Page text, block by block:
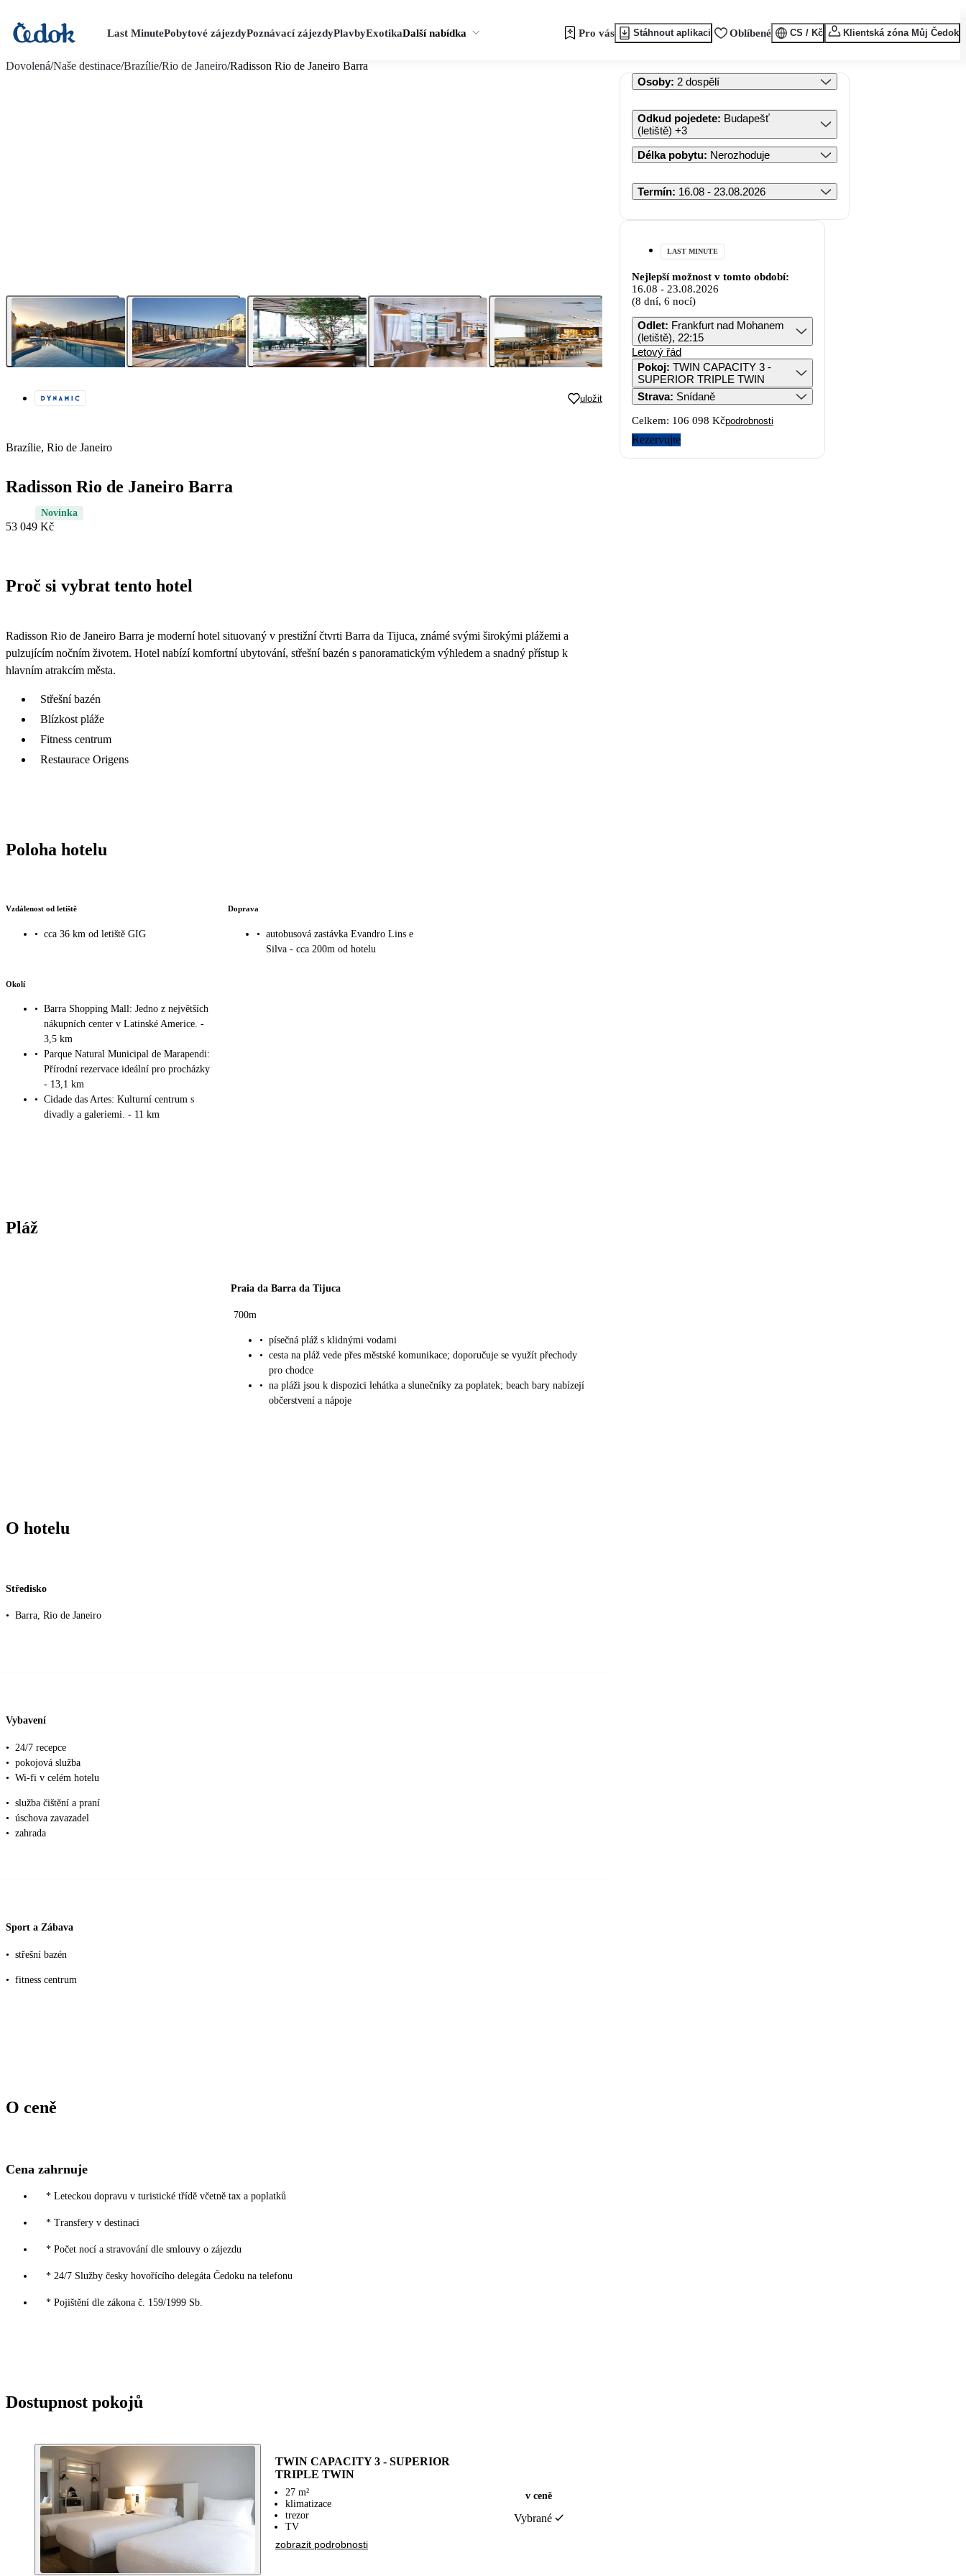
Last MinutePobytové zájezdyPoznávací zájezdyPlavbyExotikaDalší nabídka Pro vás Stáhnout aplikaci Oblíbené CS / Kč Klientská zóna Můj Čedok
Dovolená/Naše destinace/Brazílie/Rio de Janeiro/Radisson Rio de Janeiro Barra
uložit
Brazílie, Rio de Janeiro
Radisson Rio de Janeiro Barra
Novinka
53 049 Kč
Proč si vybrat tento hotel
Radisson Rio de Janeiro Barra je moderní hotel situovaný v prestižní čtvrti Barra da Tijuca, známé svými širokými plážemi a
pulzujícím nočním životem. Hotel nabízí komfortní ubytování, střešní bazén s panoramatickým výhledem a snadný přístup k
hlavním atrakcím města.
Střešní bazén
Blízkost pláže
Fitness centrum
Restaurace Origens
Poloha hotelu
Vzdálenost od letiště
• cca 36 km od letiště GIG
Doprava
• autobusová zastávka Evandro Lins e
Silva - cca 200m od hotelu
Okolí
• Barra Shopping Mall: Jedno z největších
nákupních center v Latinské Americe. -
3,5 km
• Parque Natural Municipal de Marapendi:
Přírodní rezervace ideální pro procházky
- 13,1 km
• Cidade das Artes: Kulturní centrum s
divadly a galeriemi. - 11 km
Pláž
Praia da Barra da Tijuca
700m
• písečná pláž s klidnými vodami
• cesta na pláž vede přes městské komunikace; doporučuje se využít přechody
pro chodce
• na pláži jsou k dispozici lehátka a slunečníky za poplatek; beach bary nabízejí
občerstvení a nápoje
O hotelu
Středisko
• Barra, Rio de Janeiro
Vybavení
•
24/7 recepce
• pokojová služba
• Wi-fi v celém hotelu
• služba čištění a praní
• úschova zavazadel
• zahrada
Sport a Zábava
• střešní bazén
• fitness centrum
O ceně
Cena zahrnuje
* Leteckou dopravu v turistické třídě včetně tax a poplatků
* Transfery v destinaci
* Počet nocí a stravování dle smlouvy o zájezdu
* 24/7 Služby česky hovořícího delegáta Čedoku na telefonu
* Pojištění dle zákona č. 159/1999 Sb.
Dostupnost pokojů
TWIN CAPACITY 3 - SUPERIOR
TRIPLE TWIN
27 m²
klimatizace
trezor
TV
zobrazit podrobnosti
v ceně
Vybrané
Osoby: 2 dospělí
Odkud pojedete: Budapešť
(letiště) +3
Délka pobytu: Nerozhoduje
Termín: 16.08 - 23.08.2026
LAST MINUTE
Nejlepší možnost v tomto období:
16.08 - 23.08.2026
(8 dní, 6 nocí)
Odlet: Frankfurt nad Mohanem
(letiště), 22:15
Letový řád
Pokoj: TWIN CAPACITY 3 -
SUPERIOR TRIPLE TWIN
Strava: Snídaně
Celkem: 106 098 Kčpodrobnosti
Rezervujte